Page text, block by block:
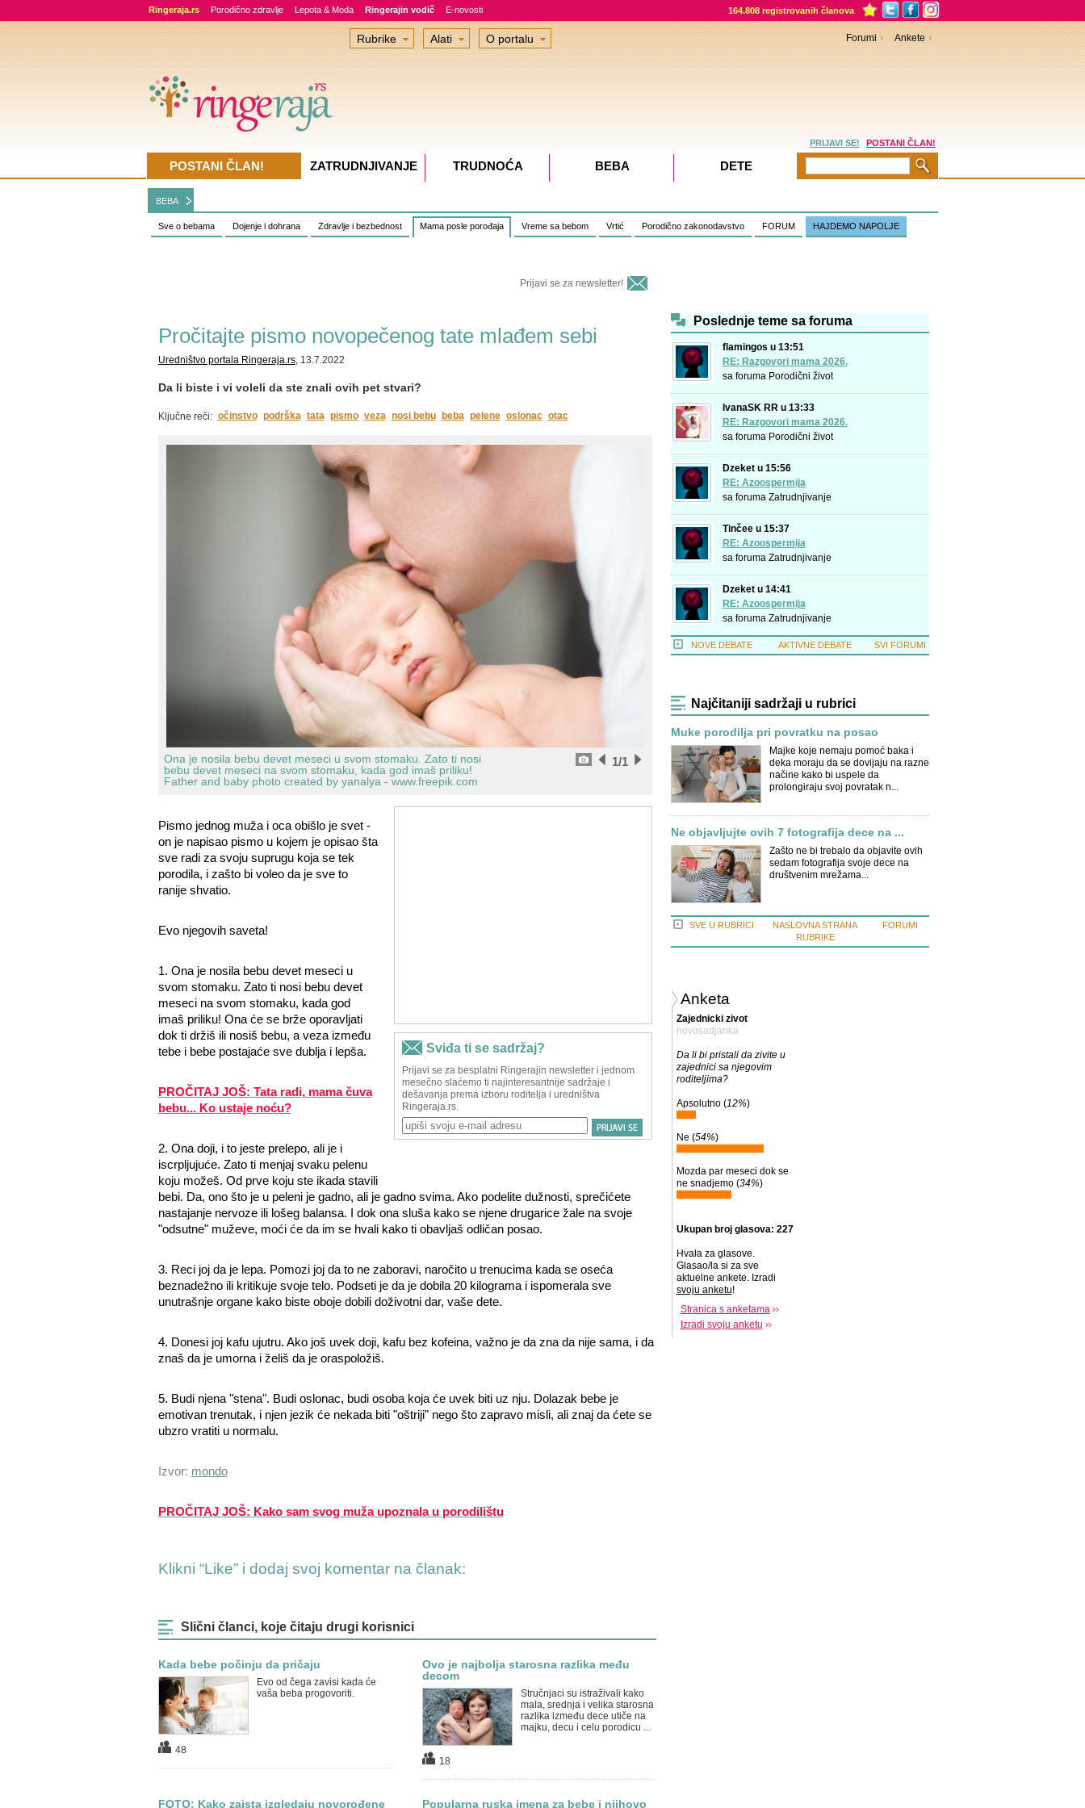
Ringeraja.rs Porodično zdravlje Lepota & Moda Ringerajin vodič E-novosti 164.808 registrovanih članova
BEBA
Sve o bebama Dojenje i dohrana Zdravlje i bezbednost Mama posle porođaja Vreme sa bebom Vrtić Porodično zakonodavstvo FORUM HAJDEMO NAPOLJE
Prijavi se za newsletter!
Pročitajte pismo novopečenog tate mlađem sebi
Uredništvo portala Ringeraja.rs, 13.7.2022
Da li biste i vi voleli da ste znali ovih pet stvari?
Ključne reči: očinstvo podrška tata pismo veza nosi bebu beba pelene oslonac otac
Ona je nosila bebu devet meseci u svom stomaku. Zato ti nosi
bebu devet meseci na svom stomaku, kada god imaš priliku!
Father and baby photo created by yanalya - www.freepik.com
/1
1
Pismo jednog muža i oca obišlo je svet -
on je napisao pismo u kojem je opisao šta
sve radi za svoju suprugu koja se tek
porodila, i zašto bi voleo da je sve to
ranije shvatio.
Evo njegovih saveta!
1. Ona je nosila bebu devet meseci u
svom stomaku. Zato ti nosi bebu devet
meseci na svom stomaku, kada god
imaš priliku! Ona će se brže oporavljati
dok ti držiš ili nosiš bebu, a veza između
tebe i bebe postajaće sve dublja i lepša.
PROČITAJ JOŠ: Tata radi, mama čuva
bebu... Ko ustaje noću?
2. Ona doji, i to jeste prelepo, ali je i
iscrpljujuće. Zato ti menjaj svaku pelenu
koju možeš. Od prve koju ste ikada stavili
bebi. Da, ono što je u peleni je gadno, ali je gadno svima. Ako podelite dužnosti, sprečićete
nastajanje nervoze ili lošeg balansa. I dok ona sluša kako se njene drugarice žale na svoje
"odsutne" muževe, moći će da im se hvali kako ti obavljaš odličan posao.
3. Reci joj da je lepa. Pomozi joj da to ne zaboravi, naročito u trenucima kada se oseća
beznadežno ili kritikuje svoje telo. Podseti je da je dobila 20 kilograma i ispomerala sve
unutrašnje organe kako biste oboje dobili doživotni dar, vaše dete.
4. Donesi joj kafu ujutru. Ako još uvek doji, kafu bez kofeina, važno je da zna da nije sama, i da
znaš da je umorna i želiš da je oraspoložiš.
5. Budi njena "stena". Budi oslonac, budi osoba koja će uvek biti uz nju. Dolazak bebe je
emotivan trenutak, i njen jezik će nekada biti "oštriji" nego što zapravo misli, ali znaj da ćete se
ubzro vratiti u normalu.
Izvor: mondo
PROČITAJ JOŠ: Kako sam svog muža upoznala u porodilištu
Klikni “Like” i dodaj svoj komentar na članak:
Slični članci, koje čitaju drugi korisnici
Kada bebe počinju da pričaju
Evo od čega zavisi kada će
vaša beba progovoriti.
48
Ovo je najbolja starosna razlika među
decom
Stručnjaci su istraživali kako
mala, srednja i velika starosna
razlika između dece utiče na
majku, decu i celu porodicu ...
18
FOTO: Kako zaista izgledaju novorođene
Popularna ruska imena za bebe i njihovo
Poslednje teme sa foruma
flamingos u 13:51
RE: Razgovori mama 2026.
sa foruma Porodični život
IvanaSK RR u 13:33
RE: Razgovori mama 2026.
sa foruma Porodični život
Dzeket u 15:56
RE: Azoospermija
sa foruma Zatrudnjivanje
Tinčee u 15:37
RE: Azoospermija
sa foruma Zatrudnjivanje
Dzeket u 14:41
RE: Azoospermija
sa foruma Zatrudnjivanje
NOVE DEBATE AKTIVNE DEBATE SVI FORUMI
Najčitaniji sadržaji u rubrici
Muke porodilja pri povratku na posao
Majke koje nemaju pomoć baka i
deka moraju da se dovijaju na razne
načine kako bi uspele da
prolongiraju svoj povratak n...
Ne objavljujte ovih 7 fotografija dece na ...
Zašto ne bi trebalo da objavite ovih
sedam fotografija svoje dece na
društvenim mrežama...
SVE U RUBRICI
NASLOVNA STRANA
RUBRIKE
FORUMI
Anketa
Zajednicki zivot
novosadjanka
Da li bi pristali da zivite u
zajednici sa njegovim
roditeljima?
Apsolutno (12%)
Ne (54%)
Mozda par meseci dok se
ne snadjemo (34%)
Ukupan broj glasova: 227
Hvala za glasove.
Glasao/la si za sve
aktuelne ankete. Izradi
svoju anketu!
Stranica s anketama
Izradi svoju anketu
Rubrike Alati O portalu Forumi Ankete
PRIJAVI SE! POSTANI ČLAN!
POSTANI ČLAN! ZATRUDNJIVANJE TRUDNOĆA BEBA DETE